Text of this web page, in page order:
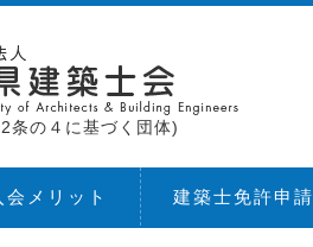
条の４に基づく団体)
会メリット 建築士免許申請